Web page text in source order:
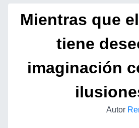
Mientras que
tiene
imaginación
Autor